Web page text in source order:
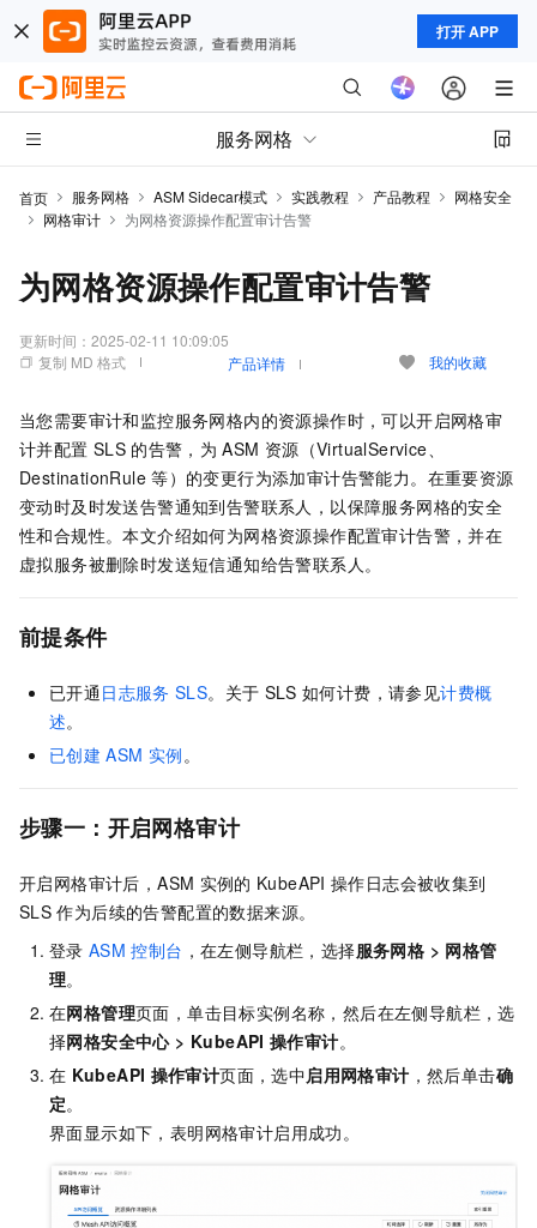
打开 APP
服务网格
首页 服务网格 ASM Sidecar模式 实践教程 产品教程
网格安全
网格审计
为网格资源操作配置审计告警
为网格资源操作配置审计告警
更新时间： 2025-02-11 10:09:05
复制 MD 格式
产品详情 我的收藏
当您需要审计和监控服务网格内的资源操作时，可以开启网格审
计并配置 SLS 的告警，为 ASM 资源（VirtualService、
DestinationRule 等）的变更行为添加审计告警能力。在重要资源
变动时及时发送告警通知到告警联系人，以保障服务网格的安全
性和合规性。本文介绍如何为网格资源操作配置审计告警，并在
虚拟服务被删除时发送短信通知给告警联系人。
前提条件
已开通 日志服务 SLS。关于 SLS 如何计费，请参见计费概
述。
已创建 ASM 实例。
步骤一：开启网格审计
开启网格审计后，ASM 实例的 KubeAPI 操作日志会被收集到
SLS 作为后续的告警配置的数据来源。
登录 ASM 控制台 ，在左侧导航栏，选择服务网格 > 网格管
理。
在网格管理页面，单击目标实例名称，然后在左侧导航栏，选
择网格安全中心> KubeAPI 操作审计。
在 KubeAPI 操作审计页面，选中启用网格审计 ，然后单击确
定。
界面显示如下，表明网格审计启用成功。